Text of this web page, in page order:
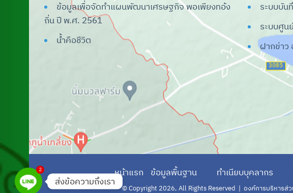
ระบบสารสนเทศเรื่องแบบสำรวจแหล่งน้ำ
ที่มีผักตบชวาใน อปท.
ระบบบันทึกบัญชีท้องถิ่น
ระบบศูนย์บริการข้อมูลบุคลากรท้องถิ่น
ระบบสารสนเทศด้านการจัดการขยะ
มูลฝอยของ อปท.
ระบบคำของบประมาณ
ระบบการศึกษาท้องถิ่น
ระบบศูนย์พัฒนาเด็กเล็ก อปท.
ระบบการเรียนรู้ผ่านสื่ออิเล็กทรอนิกส์
ข้อมูลเพื่อจัดทำแผนพัฒนาเศรษฐกิจ พอเพียงทอ้ง
ถิ่น ปี พ.ศ. 2561
น้ำคือชีวิต
ระบบบั
ระบบศูน
ฝากข่าว
หน้าแรก ข้อมูลพื้นฐาน ทำเนียบบุคลากร
© Copyright 2026, All Rights Reserved | องค์การบริหารส่
2
ส่งข้อความถึงเรา